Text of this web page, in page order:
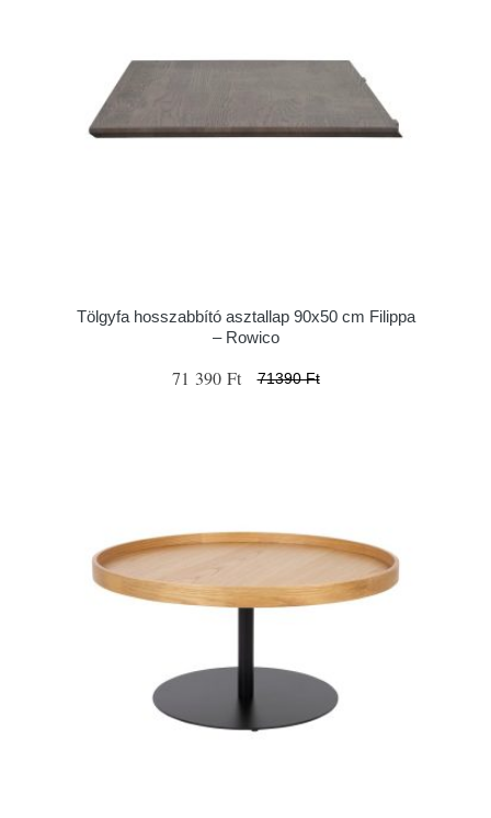
Tölgyfa hosszabbító asztallap 90x50 cm Filippa
– Rowico
71 390 Ft 71390 Ft